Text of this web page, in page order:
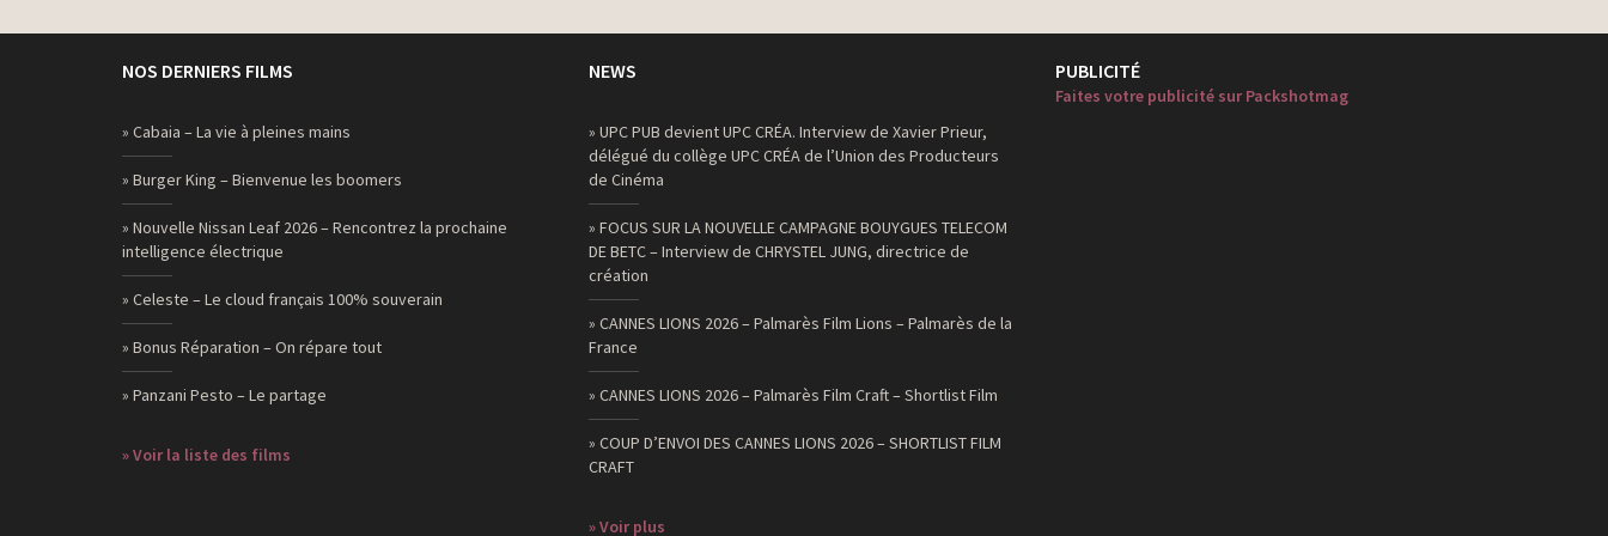
NOS DERNIERS FILMS
» Cabaia – La vie à pleines mains
» Burger King – Bienvenue les boomers
» Nouvelle Nissan Leaf 2026 – Rencontrez la prochaine
intelligence électrique
» Celeste – Le cloud français 100% souverain
» Bonus Réparation – On répare tout
» Panzani Pesto – Le partage
» Voir la liste des films
NEWS
» UPC PUB devient UPC CRÉA. Interview de Xavier Prieur,
délégué du collège UPC CRÉA de l’Union des Producteurs
de Cinéma
» FOCUS SUR LA NOUVELLE CAMPAGNE BOUYGUES TELECOM
DE BETC – Interview de CHRYSTEL JUNG, directrice de
création
» CANNES LIONS 2026 – Palmarès Film Lions – Palmarès de la
France
» CANNES LIONS 2026 – Palmarès Film Craft – Shortlist Film
» COUP D’ENVOI DES CANNES LIONS 2026 – SHORTLIST FILM
CRAFT
» Voir plus
PUBLICITÉ
Faites votre publicité sur Packshotmag